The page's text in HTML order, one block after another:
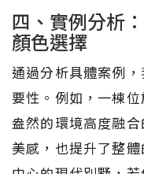
四、實例分析
顏色選擇
通過分析具體案例
要性。例如，一棟
盎然的環境高度融
美感，也提升了整